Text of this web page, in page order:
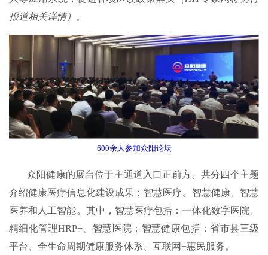
报道相关详情）。
600余人参加众阳论坛
众阳健康的展台位于主通道入口正前方。共分四个主题
介绍健康医疗信息化建设成果：智慧医疗、智慧健康、智慧
医养和人工智能。其中，智慧医疗包括：一体化数字医院、
精细化管理HRP+、智慧医院；智慧健康包括：省市县三级
平台、全生命周期健康服务体系、互联网+惠民服务。